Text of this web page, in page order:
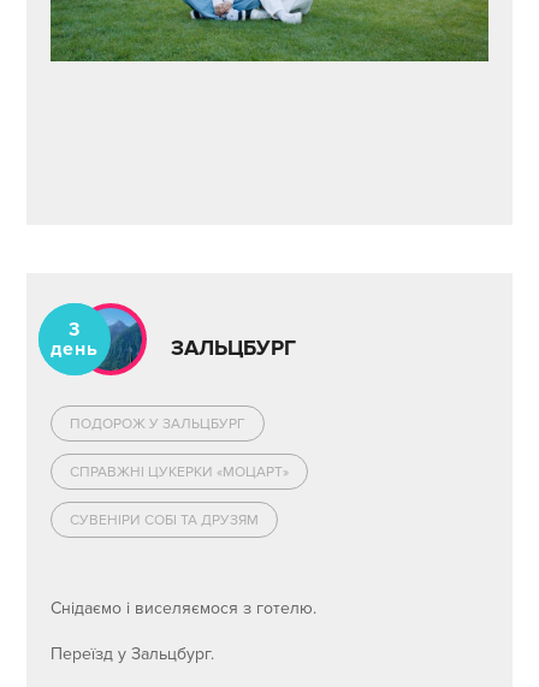
3
день
ЗАЛЬЦБУРГ
ПОДОРОЖ У ЗАЛЬЦБУРГ
СПРАВЖНІ ЦУКЕРКИ «МОЦАРТ»
СУВЕНІРИ СОБІ ТА ДРУЗЯМ
Снідаємо і виселяємося з готелю.
Переїзд у Зальцбург.